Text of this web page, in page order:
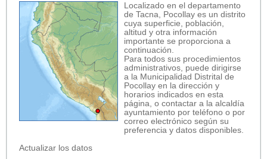
Localizado en el departamento
de Tacna, Pocollay es un distrito
cuya superficie, población,
altitud y otra información
importante se proporciona a
continuación.
Para todos sus procedimientos
administrativos, puede dirigirse
a la Municipalidad Distrital de
Pocollay en la dirección y
horarios indicados en esta
página, o contactar a la alcaldía
ayuntamiento por teléfono o por
correo electrónico según su
preferencia y datos disponibles.
Actualizar los datos